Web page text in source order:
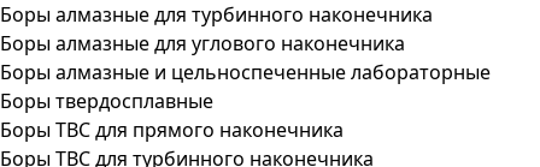
Боры алмазные для турбинного наконечника
Боры алмазные для углового наконечника
Боры алмазные и цельноспеченные лабораторные
Боры твердосплавные
Боры ТВС для прямого наконечника
Боры ТВС для турбинного наконечника